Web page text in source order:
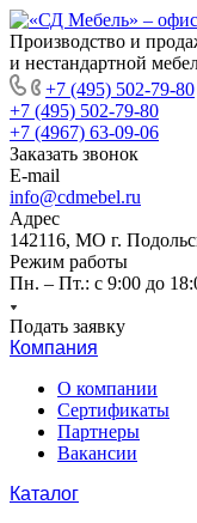
Производство и
и нестандартной
+7 (495) 502-79-80
+7 (495) 502-79-80
+7 (4967) 63-09-06
Заказать звонок
E-mail
info@cdmebel.ru
Адрес
142116, МО г.
Режим работы
Пн. – Пт.: с 9:00 до
Подать заявку
Компания
О компании
Сертификаты
Партнеры
Вакансии
Каталог